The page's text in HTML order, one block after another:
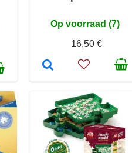
Op voorraad (7)
16,50 €